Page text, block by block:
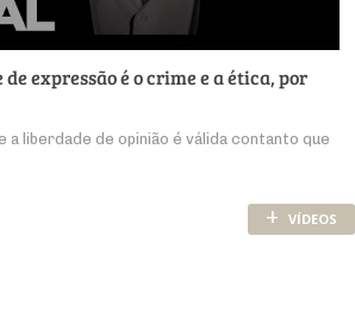
expressão é o crime e a ética, por
a liberdade de opinião é válida contanto que
+ VÍDEOS